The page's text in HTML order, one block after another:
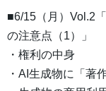
■6/15（月）Vol.2
の注意点（1）」
・権利の中身
・AI生成物に「著